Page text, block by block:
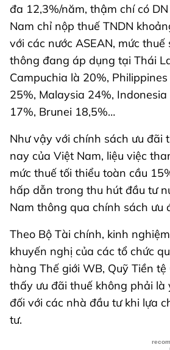
đa 12,3%/năm, thậm chí có
Nam chỉ nộp thuế TNDN
với các nước ASEAN, mức thuế
thông đang áp dụng tại Thái
Campuchia là 20%,
25%, Malaysia 24%,
17%, Brunei 18,5%…
Như vậy với chính sách ưu đãi
nay của Việt Nam, liệu việc
mức thuế tối thiểu toàn cầu
hấp dẫn trong thu hút đầu tư
Nam thông qua chính sách ưu
Theo Bộ Tài chính, kinh
khuyến nghị của các tổ chức
hàng Thế giới WB, Quỹ Tiền tệ
thấy ưu đãi thuế không phải là
đối với các nhà đầu tư khi lựa
tư.